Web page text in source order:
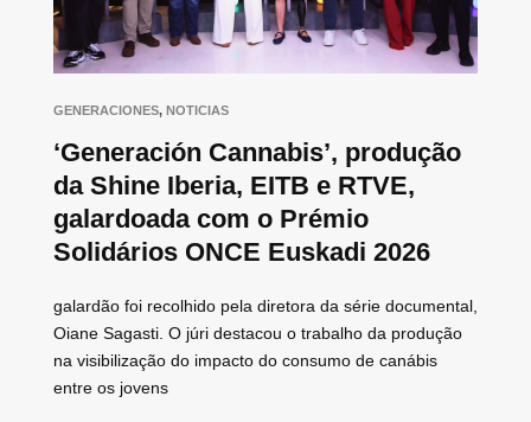
‘Generación Cannabis’, produção
da Shine Iberia, EITB e RTVE,
galardoada com o Prémio
Solidários ONCE Euskadi 2026
GENERACIONES, NOTICIAS
galardão foi recolhido pela diretora da série documental,
Oiane Sagasti. O júri destacou o trabalho da produção
na visibilização do impacto do consumo de canábis
entre os jovens